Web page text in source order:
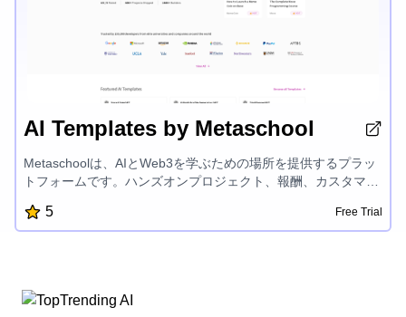
AI Templates by Metaschool
Metaschoolは、AIとWeb3を学ぶための場所を提供するプラッ
トフォームです。ハンズオンプロジェクト、報酬、カスタマイ
し、OpenAI、Aptos、Sui、Fuelなどの最先端技術での開発者
の成功を支援しています。建設を楽しく簡単にすることに焦点
最大限に引き出すことを後押ししています。
5 Free Trial